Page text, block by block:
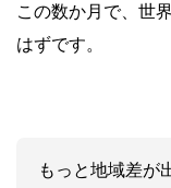
この数か月で、世
はずです。
もっと地域差が